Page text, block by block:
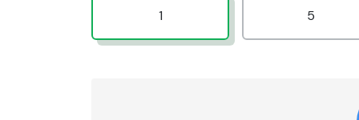
1 5